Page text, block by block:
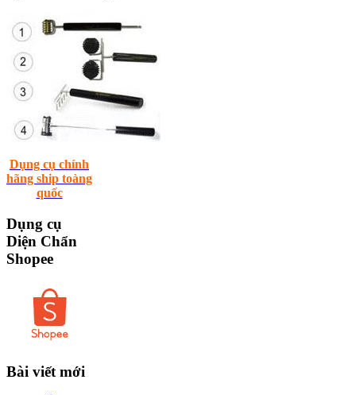
Dụng cụ chính
hãng ship toàng
quốc
Dụng cụ
Diện Chẩn
Shopee
Bài viết mới